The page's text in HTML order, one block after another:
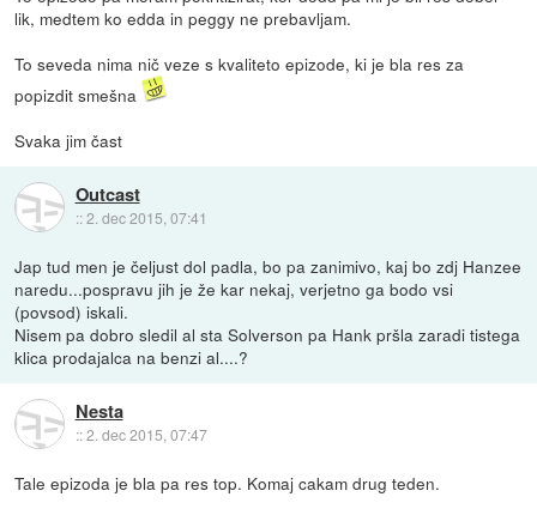
lik, medtem ko edda in peggy ne prebavljam.
To seveda nima nič veze s kvaliteto epizode, ki je bla res za
popizdit smešna
Svaka jim čast
Outcast
::2. dec 2015, 07:41
Jap tud men je čeljust dol padla, bo pa zanimivo, kaj bo zdj Hanzee
naredu...pospravu jih je že kar nekaj, verjetno ga bodo vsi
(povsod) iskali.
Nisem pa dobro sledil al sta Solverson pa Hank pršla zaradi tistega
klica prodajalca na benzi al....?
Nesta
::2. dec 2015, 07:47
Tale epizoda je bla pa res top. Komaj cakam drug teden.